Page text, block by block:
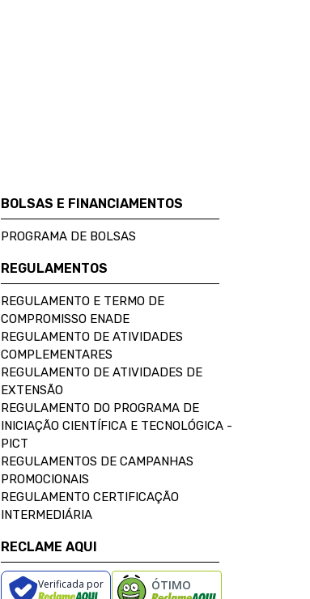
BOLSAS E FINANCIAMENTOS
PROGRAMA DE BOLSAS
REGULAMENTOS
REGULAMENTO E TERMO DE
COMPROMISSO ENADE
REGULAMENTO DE ATIVIDADES
COMPLEMENTARES
REGULAMENTO DE ATIVIDADES DE
EXTENSÃO
REGULAMENTO DO PROGRAMA DE
INICIAÇÃO CIENTÍFICA E TECNOLÓGICA -
PICT
REGULAMENTOS DE CAMPANHAS
PROMOCIONAIS
REGULAMENTO CERTIFICAÇÃO
INTERMEDIÁRIA
RECLAME AQUI
Verificada por ÓTIMO